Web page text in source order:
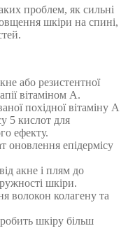
проблем, як сильні
шкіри на спині,
або резистентної
вітаміном А.
похідної вітаміну А
5 кислот для
ефекту.
оновлення епідермісу
акне і плям до
шкіри.
волокон колагену та
шкіру більш